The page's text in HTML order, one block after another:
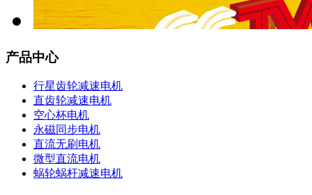
产品中心
行星齿轮减速电机
直齿轮减速电机
空心杯电机
永磁同步电机
直流无刷电机
微型直流电机
蜗轮蜗杆减速电机